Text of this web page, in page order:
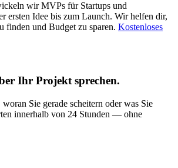
wir MVPs für Startups und
ersten Idee bis zum Launch. Wir helfen dir,
finden und Budget zu sparen. Kostenloses
Ihr Projekt sprechen.
Sie gerade scheitern oder was Sie
innerhalb von 24 Stunden — ohne